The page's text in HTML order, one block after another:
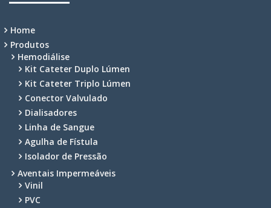
Home
Produtos
Hemodiálise
Kit Cateter Duplo Lúmen
Kit Cateter Triplo Lúmen
Conector Valvulado
Dialisadores
Linha de Sangue
Agulha de Fístula
Isolador de Pressão
Aventais Impermeáveis
Vinil
PVC